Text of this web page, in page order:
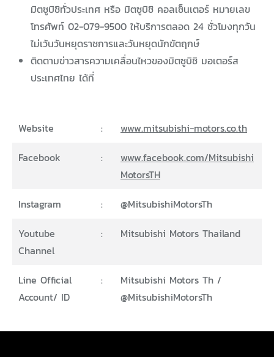
มิตซูบิชิทั่วประเทศ หรือ มิตซูบิชิ คอลเซ็นเตอร์ หมายเลข
โทรศัพท์ 02-079-9500 ให้บริการตลอด 24 ชั่วโมงทุกวัน
ไม่เว้นวันหยุดราชการและวันหยุดนักขัตฤกษ์
ติดตามข่าวสารความเคลื่อนไหวของมิตซูบิชิ มอเตอร์ส
ประเทศไทย ได้ที่
Website :
www.mitsubishi-motors.co.th
Facebook
:
www.facebook.com/Mitsubishi
MotorsTH
Instagram
:
@MitsubishiMotorsTh
Youtube
Channel
: Mitsubishi Motors Thailand
Line Official
Account/ ID
:
Mitsubishi Motors Th /
@MitsubishiMotorsTh